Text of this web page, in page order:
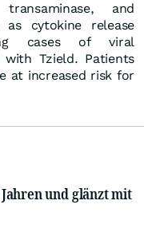
and
as cytokine release
cases of viral
Tzield. Patients
at increased risk for
und glänzt mit